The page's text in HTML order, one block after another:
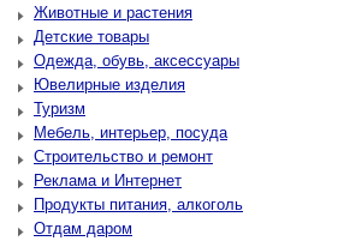
Животные и растения
Детские товары
Одежда, обувь, аксессуары
Ювелирные изделия
Туризм
Мебель, интерьер, посуда
Строительство и ремонт
Реклама и Интернет
Продукты питания, алкоголь
Отдам даром